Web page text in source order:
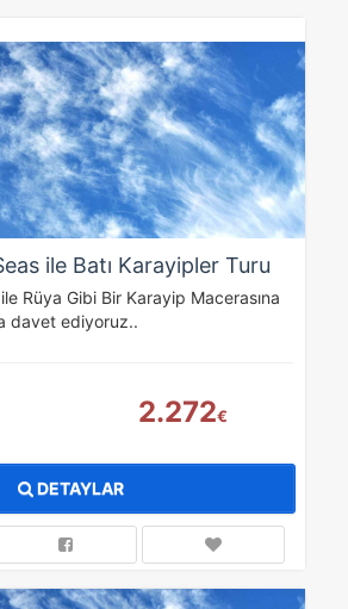
ile Batı Karayipler Turu
Rüya Gibi Bir Karayip Macerasına
davet ediyoruz..
2.272€
DETAYLAR